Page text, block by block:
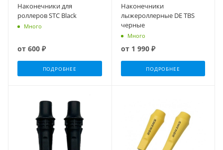
Наконечники для
роллеров STC Black
Много
от 600 ₽
ПОДРОБНЕЕ
Наконечники
лыжероллерные DE TBS
черные
Много
от 1 990 ₽
ПОДРОБНЕЕ